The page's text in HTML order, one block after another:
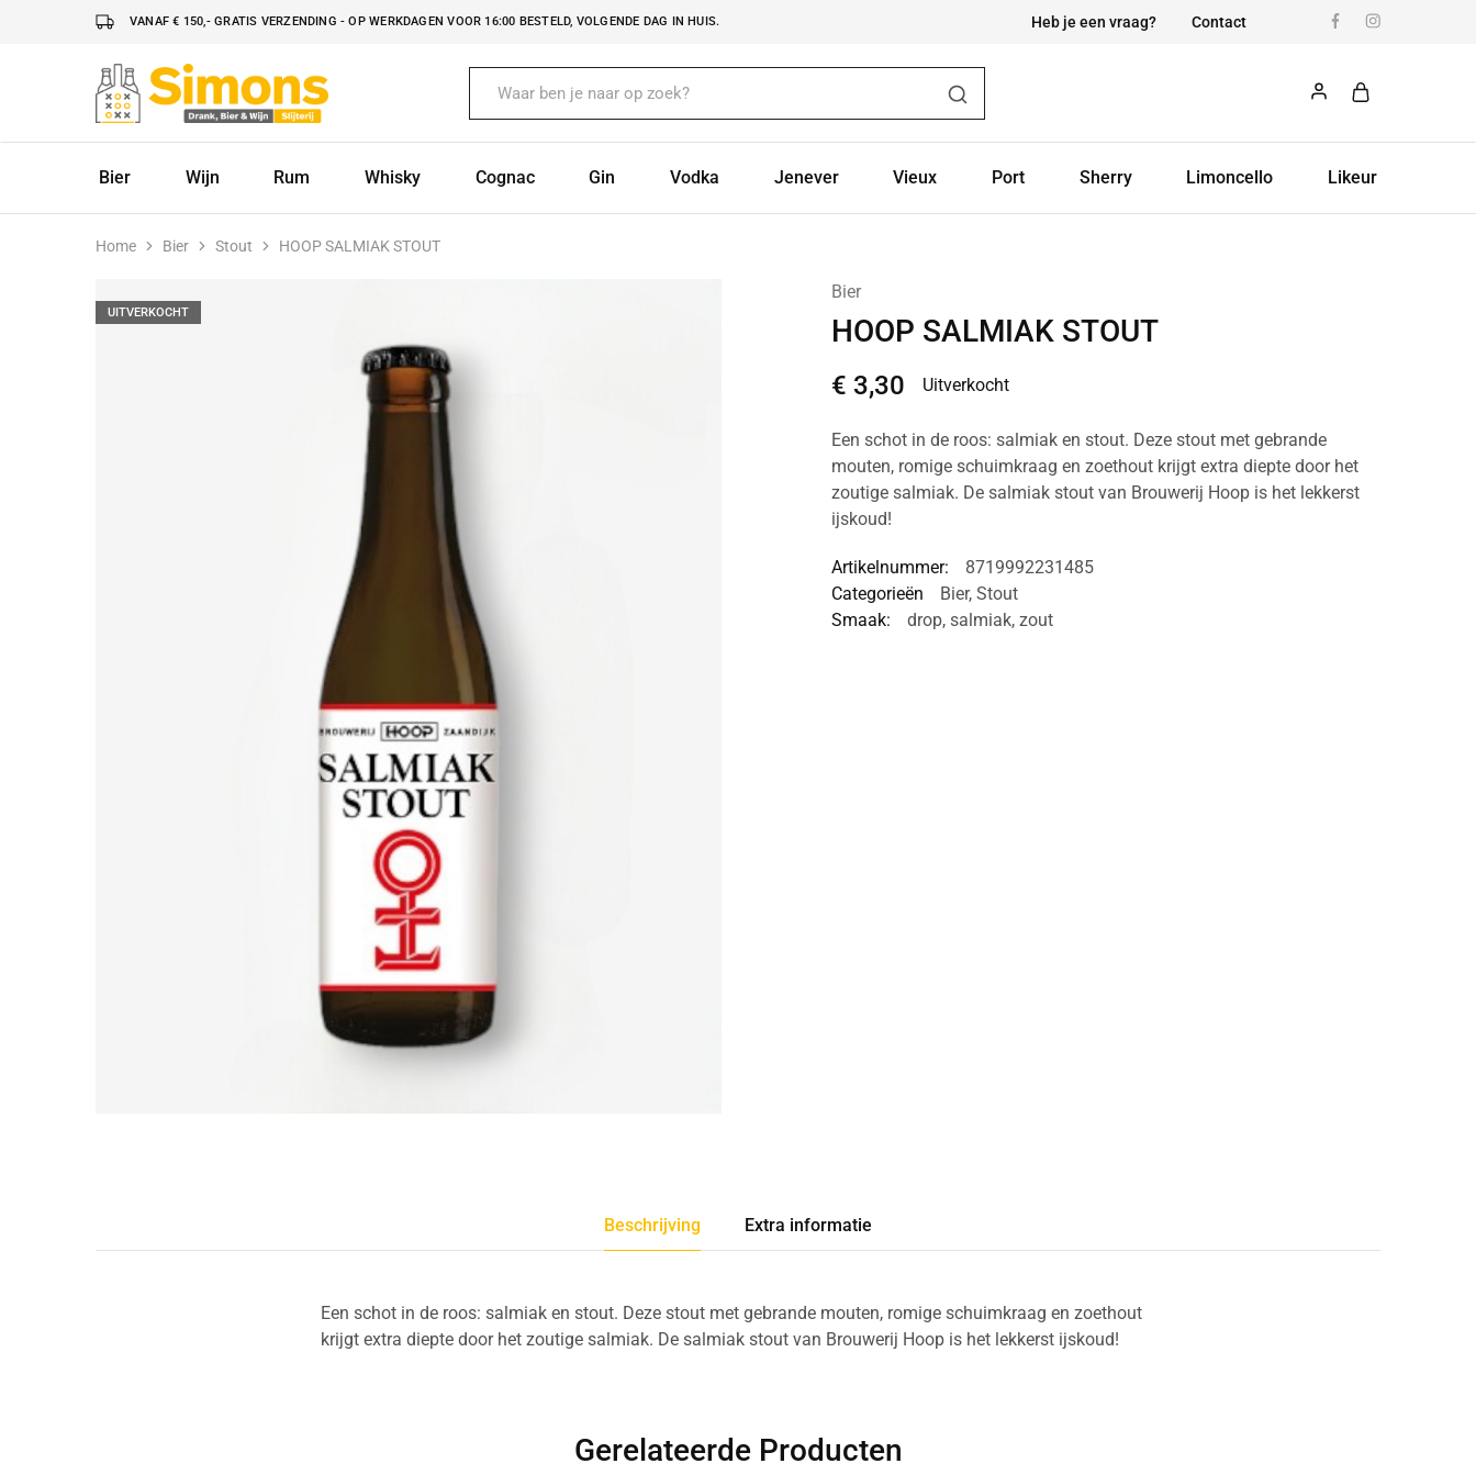
VANAF € 150,- GRATIS VERZENDING - OP WERKDAGEN VOOR 16:00 BESTELD, VOLGENDE DAG IN HUIS. Heb je een vraag? Contact
Simonsdrank.nl
Drank,
Bier
Bier
Wijn Rum Whisky Cognac Gin Vodka Jenever Vieux Port Sherry Limoncello Likeur
Home Bier Stout HOOP SALMIAK STOUT
UITVERKOCHT
Bier
HOOP SALMIAK STOUT
€ 3,30 Uitverkocht
Een schot in de roos: salmiak en stout. Deze stout met gebrande
mouten, romige schuimkraag en zoethout krijgt extra diepte door het
zoutige salmiak. De salmiak stout van Brouwerij Hoop is het lekkerst
ijskoud!
Artikelnummer:
8719992231485
Categorieën
Bier, Stout
Smaak:
drop, salmiak, zout
Beschrijving Extra informatie
Een schot in de roos: salmiak en stout. Deze stout met gebrande mouten, romige schuimkraag en zoethout
krijgt extra diepte door het zoutige salmiak. De salmiak stout van Brouwerij Hoop is het lekkerst ijskoud!
Gerelateerde Producten